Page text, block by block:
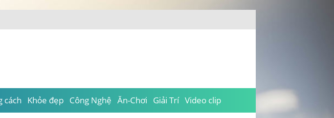
cách Khỏe đẹp Công Nghệ Ăn-Chơi Giải Trí Video clip